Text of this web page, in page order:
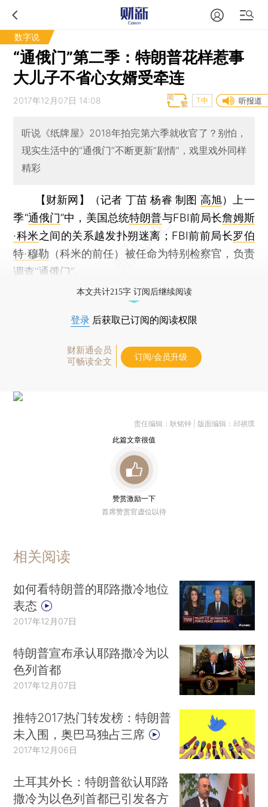
数字说
“通俄门”第二季：特朗普花样惹事
大儿子不省心女婿受牵连
2017年12月07日 14:08 听报道
T中
听说《纸牌屋》2018年拍完第六季就收官了？别怕，
现实生活中的“通俄门”不断更新“剧情”，戏里戏外同样
精彩
【财新网】（记者 丁苗 杨睿 制图 高旭）
上一
季“通俄门”中，美国总统特朗普与FBI前局长詹姆斯
·科米之间的关系越发扑朔迷离；FBI前前局长罗伯
特·穆勒 （科米的前任）被任命为特别检察官，负责
调查“通俄门”。
本文共计215字 订阅后继续阅读
登录 后获取已订阅的阅读权限
财新通会员
可畅读全文
订阅/会员升级
责任编辑：耿铭钟 | 版面编辑：邱祺璞
此篇文章很值
赞赏激励一下
首席赞赏官虚位以待
相关阅读
如何看特朗普的耶路撒冷地位
表态
2017年12月07日
特朗普宣布承认耶路撒冷为以
色列首都
2017年12月07日
推特2017热门转发榜：特朗普
未入围，奥巴马独占三席
2017年12月06日
土耳其外长：特朗普欲认耶路
撒冷为以色列首都已引发各方